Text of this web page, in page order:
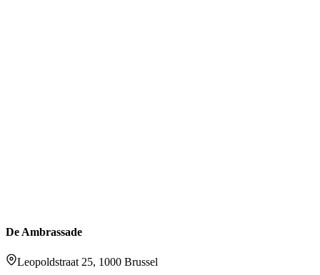
De Ambrassade
Leopoldstraat 25, 1000 Brussel